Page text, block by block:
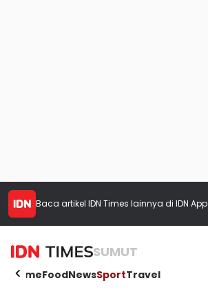
Baca artikel IDN Times lainnya di IDN App
SUMUT
HomeFoodNewsSportTravel